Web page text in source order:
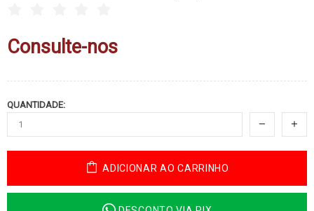
Consulte-nos
QUANTIDADE:
ADICIONAR AO CARRINHO